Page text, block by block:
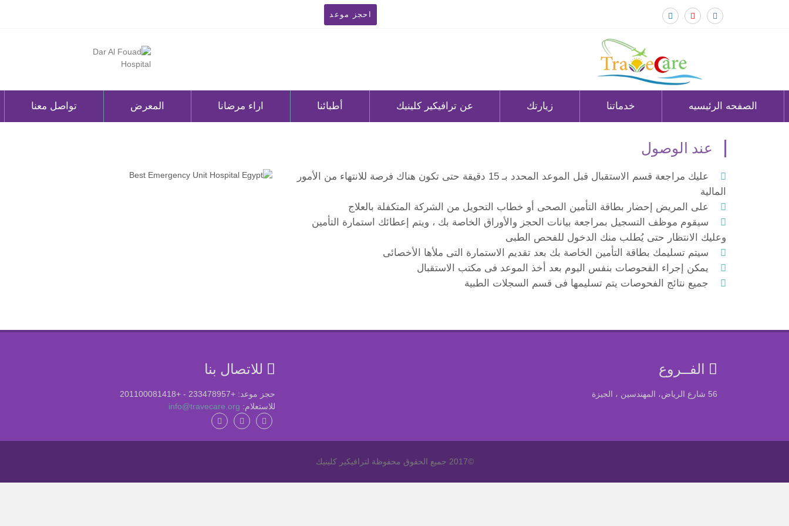
احجز موعد
الصفحه الرئيسيه خدماتنا زيارتك عن ترافيكير كلينيك أطبائنا اراء مرضانا المعرض تواصل معنا
عند الوصول
عليك مراجعة قسم الاستقبال قبل الموعد المحدد بـ 15 دقيقة حتى تكون هناك فرصة للانتهاء من الأمور
المالية
على المريض إحضار بطاقة التأمين الصحى أو خطاب التحويل من الشركة المتكفلة بالعلاج
سيقوم موظف التسجيل بمراجعة بيانات الحجز والأوراق الخاصة بك ، ويتم إعطائك استمارة التأمين
وعليك الانتظار حتى يُطلب منك الدخول للفحص الطبى
سيتم تسليمك بطاقة التأمين الخاصة بك بعد تقديم الاستمارة التى ملأها الأخصائى
يمكن إجراء الفحوصات بنفس اليوم بعد أخذ الموعد فى مكتب الاستقبال
جميع نتائج الفحوصات يتم تسليمها فى قسم السجلات الطبية
الفــروع
56 شارع الرياض، المهندسين ، الجيزة
للاتصال بنا
حجز موعد: +233478957 - +201100081418
للاستعلام: info@travecare.org
©2017 جميع الحقوق محفوظة لترافيكير كلينيك